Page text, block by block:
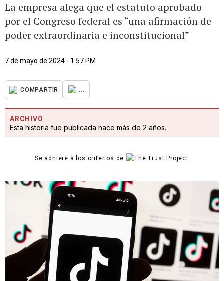
La empresa alega que el estatuto aprobado
por el Congreso federal es “una afirmación de
poder extraordinaria e inconstitucional”
7 de mayo de 2024 - 1:57 PM
COMPARTIR ...
ARCHIVO
Esta historia fue publicada hace más de 2 años.
Se adhiere a los criterios de